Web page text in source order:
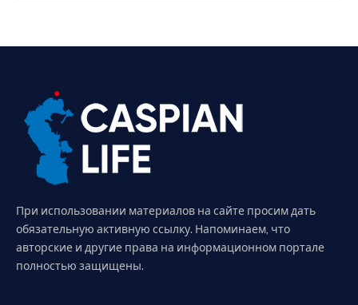
При использовании материалов на сайте просим дать
обязательную активную ссылку. Напоминаем, что
авторские и другие права на информационном портале
полностью защищены.